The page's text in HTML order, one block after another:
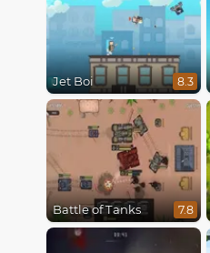
Jet Boi 8.3
Battle of Tanks 7.8